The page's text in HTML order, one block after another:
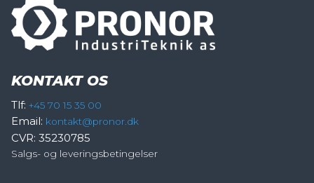
KONTAKT OS
Tlf: +45 70 15 35 00
Email: kontakt@pronor.dk
CVR: 35230785
Salgs- og leveringsbetingelser